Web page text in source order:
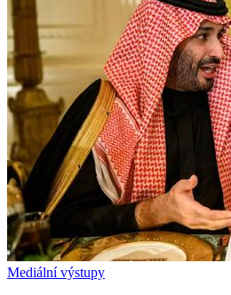
Mediální výstupy